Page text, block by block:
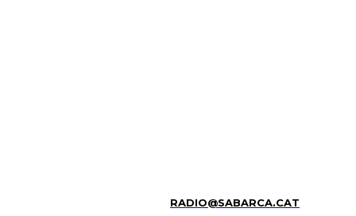
RADIO@SABARCA.CAT